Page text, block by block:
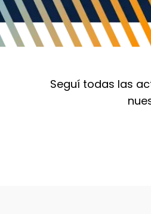
Seguí todas las